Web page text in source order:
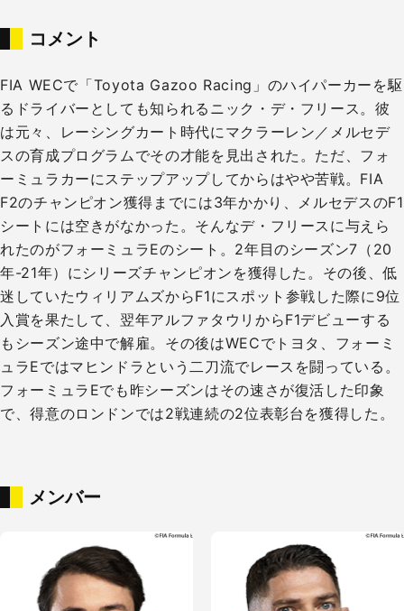
コメント
FIA WECで「Toyota Gazoo Racing」のハイパーカーを駆
るドライバーとしても知られるニック・デ・フリース。彼
は元々、レーシングカート時代にマクラーレン／メルセデ
スの育成プログラムでその才能を見出された。ただ、フォ
ーミュラカーにステップアップしてからはやや苦戦。FIA
F2のチャンピオン獲得までには3年かかり、メルセデスのF1
シートには空きがなかった。そんなデ・フリースに与えら
れたのがフォーミュラEのシート。2年目のシーズン7（20
年-21年）にシリーズチャンピオンを獲得した。その後、低
迷していたウィリアムズからF1にスポット参戦した際に9位
入賞を果たして、翌年アルファタウリからF1デビューする
もシーズン途中で解雇。その後はWECでトヨタ、フォーミ
ュラEではマヒンドラという二刀流でレースを闘っている。
フォーミュラEでも昨シーズンはその速さが復活した印象
で、得意のロンドンでは2戦連続の2位表彰台を獲得した。
メンバー